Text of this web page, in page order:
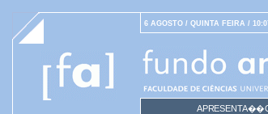
6 AGOSTO / QUINTA FEIRA /